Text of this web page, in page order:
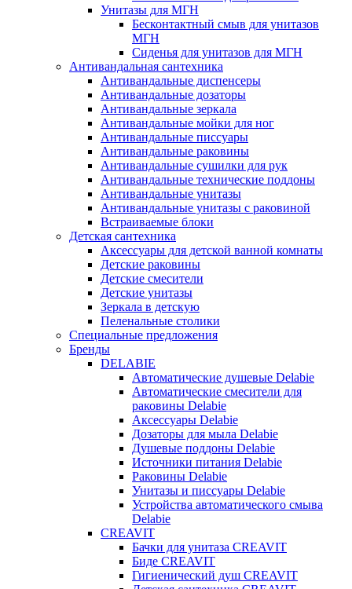
Унитазы для МГН
Бесконтактный смыв для унитазов
МГН
Сиденья для унитазов для МГН
Антивандальная сантехника
Антивандальные диспенсеры
Антивандальные дозаторы
Антивандальные зеркала
Антивандальные мойки для ног
Антивандальные писсуары
Антивандальные раковины
Антивандальные сушилки для рук
Антивандальные технические поддоны
Антивандальные унитазы
Антивандальные унитазы с раковиной
Встраиваемые блоки
Детская сантехника
Аксессуары для детской ванной комнаты
Детские раковины
Детские смесители
Детские унитазы
Зеркала в детскую
Пеленальные столики
Специальные предложения
Бренды
DELABIE
Автоматические душевые Delabie
Автоматические смесители для
раковины Delabie
Аксессуары Delabie
Дозаторы для мыла Delabie
Душевые поддоны Delabie
Источники питания Delabie
Раковины Delabie
Унитазы и писсуары Delabie
Устройства автоматического смыва
Delabie
CREAVIT
Бачки для унитаза CREAVIT
Биде CREAVIT
Гигиенический душ CREAVIT